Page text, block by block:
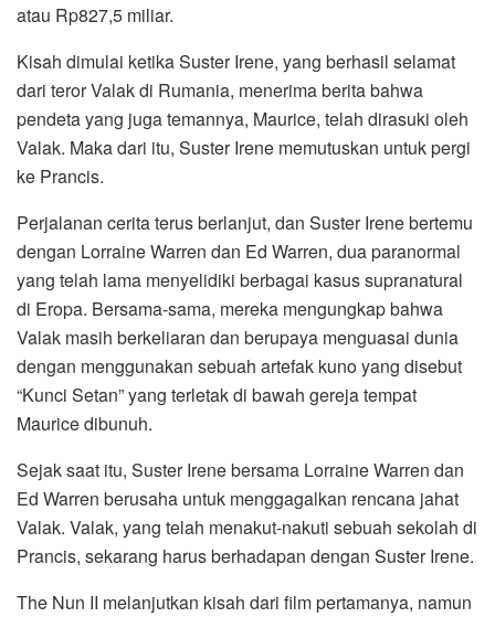
atau Rp827,5 miliar.
Kisah dimulai ketika Suster Irene, yang berhasil selamat
dari teror Valak di Rumania, menerima berita bahwa
pendeta yang juga temannya, Maurice, telah dirasuki oleh
Valak. Maka dari itu, Suster Irene memutuskan untuk pergi
ke Prancis.
Perjalanan cerita terus berlanjut, dan Suster Irene bertemu
dengan Lorraine Warren dan Ed Warren, dua paranormal
yang telah lama menyelidiki berbagai kasus supranatural
di Eropa. Bersama-sama, mereka mengungkap bahwa
Valak masih berkeliaran dan berupaya menguasai dunia
dengan menggunakan sebuah artefak kuno yang disebut
“Kunci Setan” yang terletak di bawah gereja tempat
Maurice dibunuh.
Sejak saat itu, Suster Irene bersama Lorraine Warren dan
Ed Warren berusaha untuk menggagalkan rencana jahat
Valak. Valak, yang telah menakut-nakuti sebuah sekolah di
Prancis, sekarang harus berhadapan dengan Suster Irene.
The Nun II melanjutkan kisah dari film pertamanya, namun